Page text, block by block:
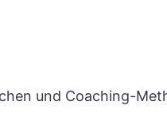
und Coaching-